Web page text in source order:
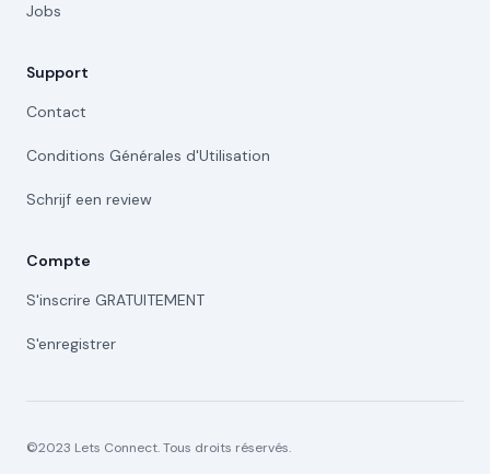
Jobs
Support
Contact
Conditions Générales d'Utilisation
Schrijf een review
Compte
S'inscrire GRATUITEMENT
S'enregistrer
©2023 Lets Connect. Tous droits réservés.